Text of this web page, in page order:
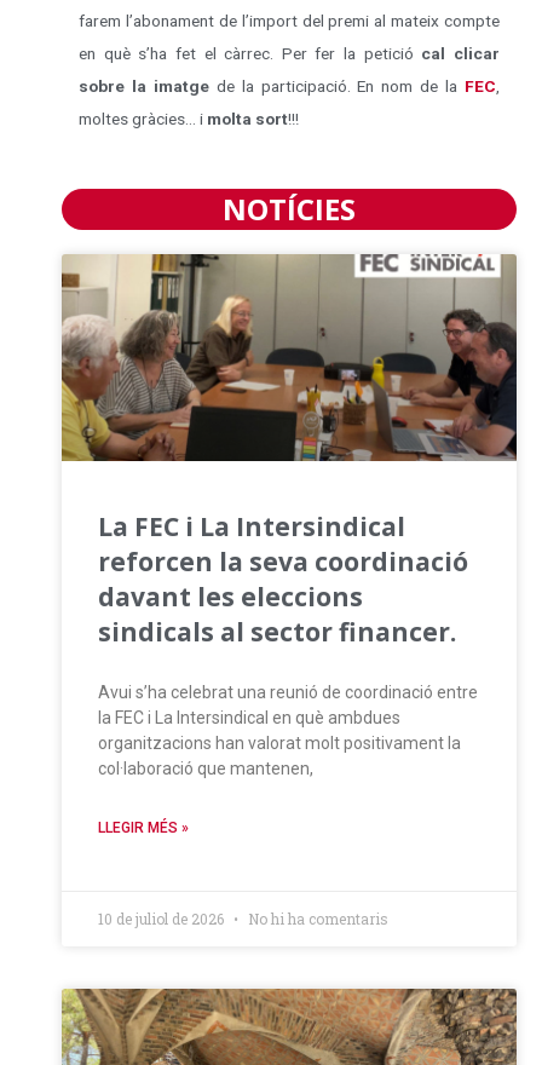
farem l’abonament de l’import del premi al mateix compte
en què s’ha fet el càrrec. Per fer la petició cal clicar
sobre la imatgede la participació. En nom de la FEC
moltes gràcies… i molta sort!!!
NOTÍCIES
La FEC i La Intersindical
reforcen la seva coordinació
davant les eleccions
sindicals al sector financer.
Avui s’ha celebrat una reunió de coordinació entre
la FEC i La Intersindical en què ambdues
organitzacions han valorat molt positivament la
col·laboració que mantenen,
LLEGIR MÉS »
10 de juliol de 2026 No hi ha comentaris